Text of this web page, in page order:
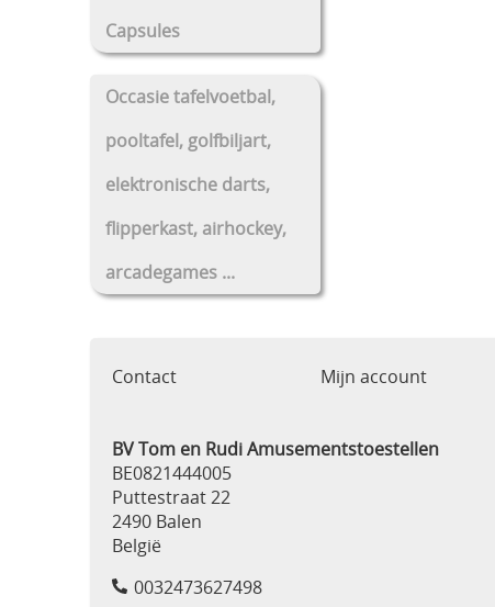
Capsules
Occasie tafelvoetbal,
pooltafel, golfbiljart,
elektronische darts,
flipperkast, airhockey,
arcadegames ...
Contact Mijn account
BV Tom en Rudi Amusementstoestellen
BE0821444005
Puttestraat 22
2490 Balen
België
0032473627498